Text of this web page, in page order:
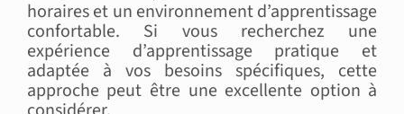
horaires et un environnement d’apprentissage
confortable. Si vous recherchez une
expérience d’apprentissage pratique et
adaptée à vos besoins spécifiques, cette
approche peut être une excellente option à